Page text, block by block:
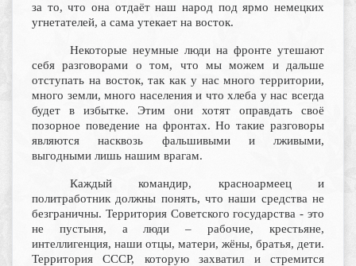
за то, что она отдаёт наш народ под ярмо немецких
угнетателей, а сама утекает на восток.
Некоторые неумные люди на фронте утешают
себя разговорами о том, что мы можем и дальше
отступать на восток, так как у нас много территории,
много земли, много населения и что хлеба у нас всегда
будет в избытке. Этим они хотят оправдать своё
позорное поведение на фронтах. Но такие разговоры
являются насквозь фальшивыми и лживыми,
выгодными лишь нашим врагам.
Каждый командир, красноармеец и
политработник должны понять, что наши средства не
безграничны. Территория Советского государства - это
не пустыня, а люди – рабочие, крестьяне,
интеллигенция, наши отцы, матери, жёны, братья, дети.
Территория СССР, которую захватил и стремится